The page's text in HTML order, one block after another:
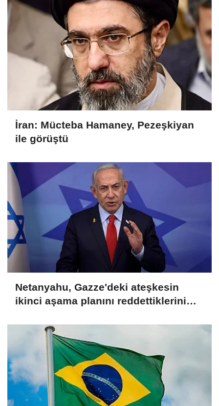
İran: Mücteba Hamaney, Pezeşkiyan
ile görüştü
Netanyahu, Gazze'deki ateşkesin
ikinci aşama planını reddettiklerini